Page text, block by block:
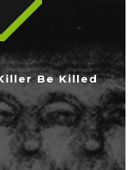
Killer Be Killed